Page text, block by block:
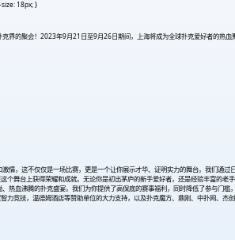
18px; }
界的聚会！2023年9月21日至9月26日期间，上海将成为全球扑克爱好者的热
情，这不仅仅是一场比赛，更是一个让你展示才华、证明实力的舞台。我们通
个舞台上获得荣耀和成就。无论你是初出茅庐的新手爱好者，还是经验丰富的老
热血沸腾的扑克盛宴。我们为你提供了高保底的赛事福利，同时降低了参与门
力竞技，温德姆酒店等赞助单位的大力支持，以及扑克魔方、鼎刚、中扑网、